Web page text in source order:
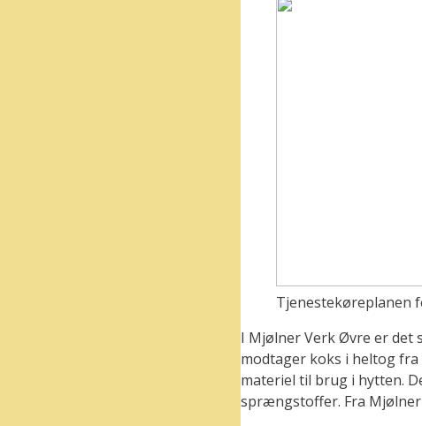
Tjenestekøreplanen
I Mjølner Verk Øvre er det
modtager koks i heltog
materiel til brug i hytten.
sprængstoffer. Fra